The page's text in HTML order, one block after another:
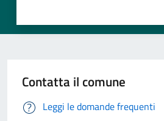
Contatta il comune
Leggi le domande frequenti